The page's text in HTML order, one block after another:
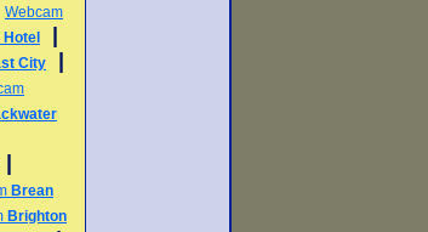
Webcam
City
Brean
Brighton